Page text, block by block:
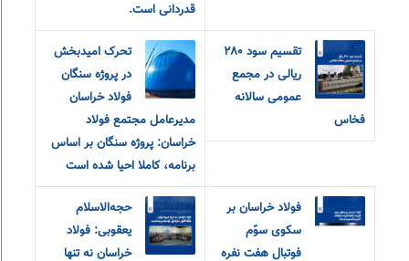
قدردانی است.
تقسیم سود ۲۸۰
ریالی در مجمع
عمومی سالانه
فخاس
تحرک امیدبخش
در پروژه سنگان
فولاد خراسان
مدیرعامل مجتمع فولاد
خراسان: پروژه سنگان بر اساس
برنامه، کاملا احیا شده است
فولاد خراسان بر
سکوی سوّم
فوتبال هفت نفره
حجه‌الاسلام
یعقوبی: فولاد
خراسان نه تنها